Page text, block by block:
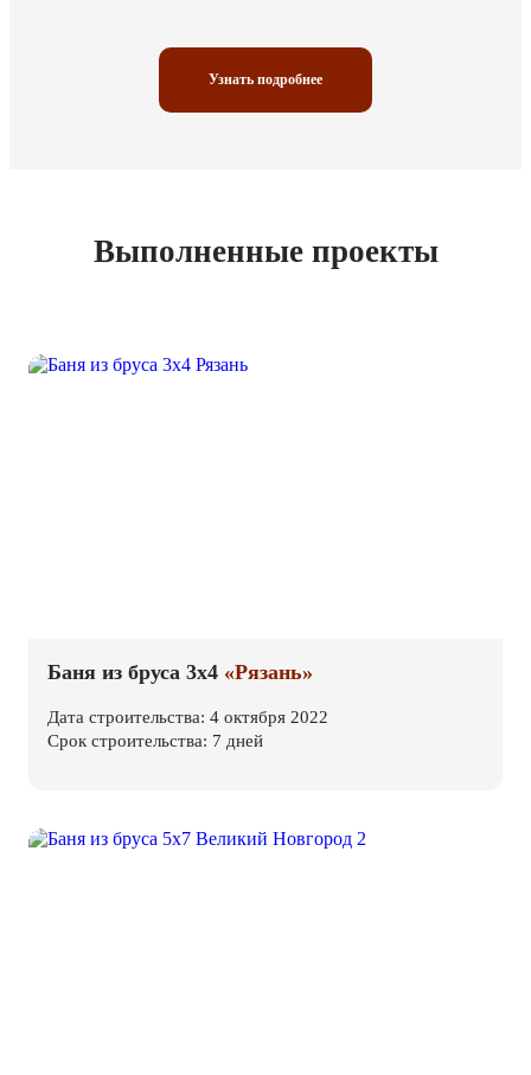
Узнать подробнее
Выполненные проекты
Баня из бруса 3х4 «Рязань»
Дата строительства: 4 октября 2022
Срок строительства: 7 дней